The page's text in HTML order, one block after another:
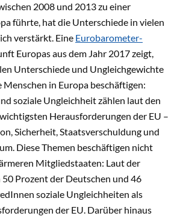
2008 und 2013 zu einer
führte, hat die Unterschiede in vielen
verstärkt. Eine Eurobarometer-
Europas aus dem Jahr 2017 zeigt,
Unterschiede und Ungleichgewichte
Menschen in Europa beschäftigen:
soziale Ungleichheit zählen laut den
Herausforderungen der EU –
Sicherheit, Staatsverschuldung und
Diese Themen beschäftigen nicht
Mitgliedstaaten: Laut der
Prozent der Deutschen und 46
soziale Ungleichheiten als
der EU. Darüber hinaus